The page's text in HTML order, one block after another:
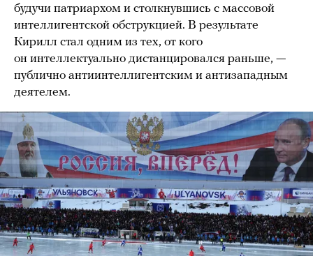
будучи патриархом и столкнувшись с массовой
интеллигентской обструкцией. В результате
Кирилл стал одним из тех, от кого
он интеллектуально дистанцировался раньше, —
публично антиинтеллигентским и антизападным
деятелем.